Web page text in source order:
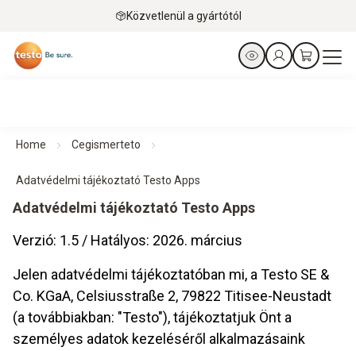
Közvetlenül a gyártótól
Home Cegismerteto
Adatvédelmi tájékoztató Testo Apps
Adatvédelmi tájékoztató Testo Apps
Verzió: 1.5 / Hatályos: 2026. március
Jelen adatvédelmi tájékoztatóban mi, a Testo SE &
Co. KGaA, Celsiusstraße 2, 79822 Titisee-Neustadt
(a továbbiakban: "Testo"), tájékoztatjuk Önt a
személyes adatok kezeléséről alkalmazásaink